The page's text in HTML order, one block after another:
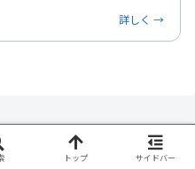
詳しく →
トップ サイドバー